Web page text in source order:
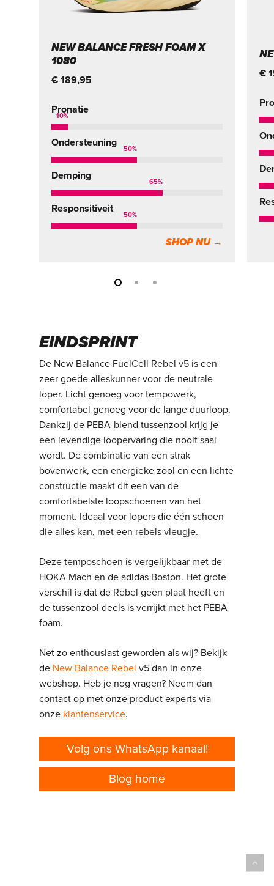
NEW BALANCE FRESH FOAM X
1080
€ 189,95
Pronatie
10%
Ondersteuning
50%
Demping
65%
Responsitiveit
50%
SHOP NU →
€
EINDSPRINT
De New Balance FuelCell Rebel v5 is een
zeer goede alleskunner voor de neutrale
loper. Licht genoeg voor tempowerk,
comfortabel genoeg voor de lange duurloop.
Dankzij de PEBA-blend tussenzool krijg je
een levendige loopervaring die nooit saai
wordt. De combinatie van een strak
bovenwerk, een energieke zool en een lichte
constructie maakt dit een van de
comfortabelste loopschoenen van het
moment. Ideaal voor lopers die één schoen
die alles kan, met een rebels vleugje.
Deze temposchoen is vergelijkbaar met de
HOKA Mach en de adidas Boston. Het grote
verschil is dat de Rebel geen plaat heeft en
de tussenzool deels is verrijkt met het PEBA
foam.
Net zo enthousiast geworden als wij? Bekijk
de New Balance Rebel v5 dan in onze
webshop. Heb je nog vragen? Neem dan
contact op met onze product experts via
onze klantenservice.
Volg ons WhatsApp kanaal!
Blog home